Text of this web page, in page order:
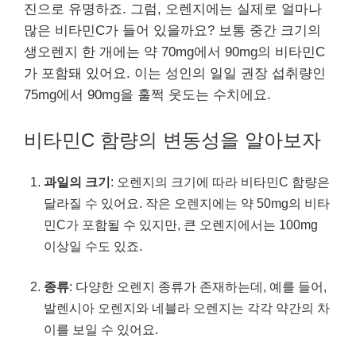
진으로 유명하죠. 그럼, 오렌지에는 실제로 얼마나
많은 비타민C가 들어 있을까요? 보통 중간 크기의
생오렌지 한 개에는 약 70mg에서 90mg의 비타민C
가 포함돼 있어요. 이는 성인의 일일 권장 섭취량인
75mg에서 90mg을 훌쩍 웃도는 수치에요.
비타민C 함량의 변동성을 알아보자
과일의 크기: 오렌지의 크기에 따라 비타민C 함량은
달라질 수 있어요. 작은 오렌지에는 약 50mg의 비타
민C가 포함될 수 있지만, 큰 오렌지에서는 100mg
이상일 수도 있죠.
종류: 다양한 오렌지 종류가 존재하는데, 예를 들어,
발렌시아 오렌지와 네블라 오렌지는 각각 약간의 차
이를 보일 수 있어요.